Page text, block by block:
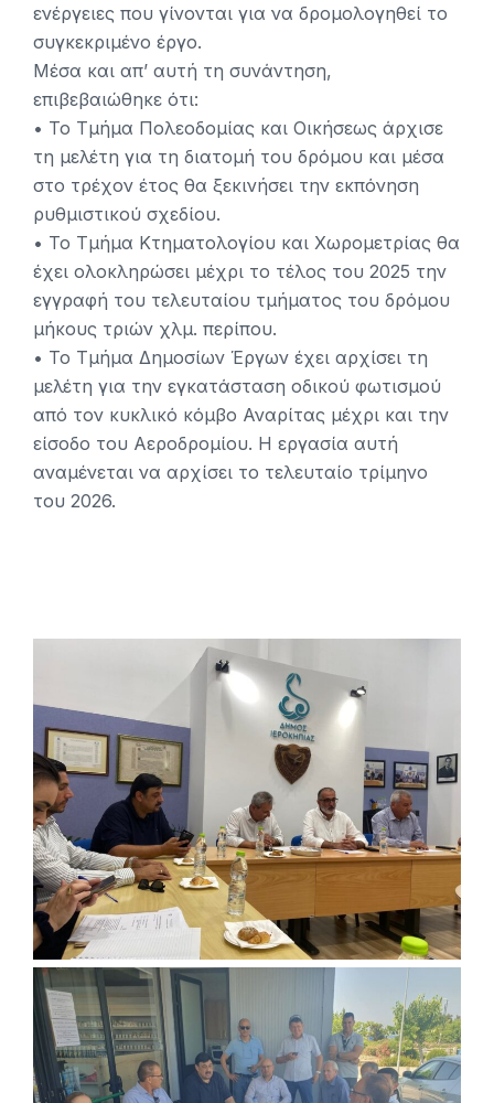
ενέργειες που γίνονται για να δρομολογηθεί το
συγκεκριμένο έργο.
Μέσα και απ’ αυτή τη συνάντηση,
επιβεβαιώθηκε ότι:
• Το Τμήμα Πολεοδομίας και Οικήσεως άρχισε
τη μελέτη για τη διατομή του δρόμου και μέσα
στο τρέχον έτος θα ξεκινήσει την εκπόνηση
ρυθμιστικού σχεδίου.
• Το Τμήμα Κτηματολογίου και Χωρομετρίας θα
έχει ολοκληρώσει μέχρι το τέλος του 2025 την
εγγραφή του τελευταίου τμήματος του δρόμου
μήκους τριών χλμ. περίπου.
• Το Τμήμα Δημοσίων Έργων έχει αρχίσει τη
μελέτη για την εγκατάσταση οδικού φωτισμού
από τον κυκλικό κόμβο Αναρίτας μέχρι και την
είσοδο του Αεροδρομίου. Η εργασία αυτή
αναμένεται να αρχίσει το τελευταίο τρίμηνο
του 2026.